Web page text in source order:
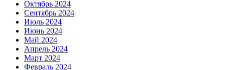
Октябрь 2024
Сентябрь 2024
Июль 2024
Июнь 2024
Май 2024
Апрель 2024
Март 2024
Февраль 2024